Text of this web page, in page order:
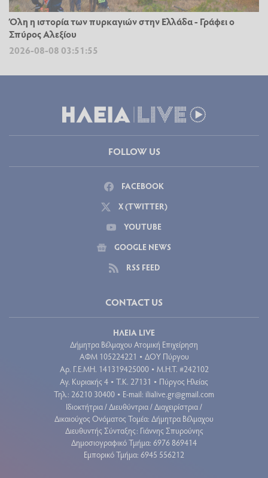
Όλη η ιστορία των πυρκαγιών στην Ελλάδα - Γράφει ο
Σπύρος Αλεξίου
2026-08-08 03:51:55
FOLLOW US
FACEBOOK
X (TWITTER)
YOUTUBE
GOOGLE NEWS
RSS FEED
CONTACT US
ΗΛΕΙΑ LIVE
Δήμητρα Βέλμαχου Ατομική Επιχείρηση
ΑΦΜ 105224221 • ΔΟΥ Πύργου
Aρ. Γ.Ε.ΜΗ. 141319425000 • Μ.Η.Τ. #242102
Αγ. Κυριακής 4 • Τ.Κ. 27131 • Πύργος Ηλείας
Τηλ.: 26210 30400 • E-mail: ilialive.gr@gmail.com
Ιδιοκτήτρια / Διευθύντρια / Διαχειρίστρια /
Δικαιούχος Ονόματος Τομέα: Δήμητρα Βέλμαχου
Διευθυντής Σύνταξης: Γιάννης Σπυρούνης
Δημοσιογραφικό Τμήμα: 6976 869414
Εμπορικό Τμήμα: 6945 556212